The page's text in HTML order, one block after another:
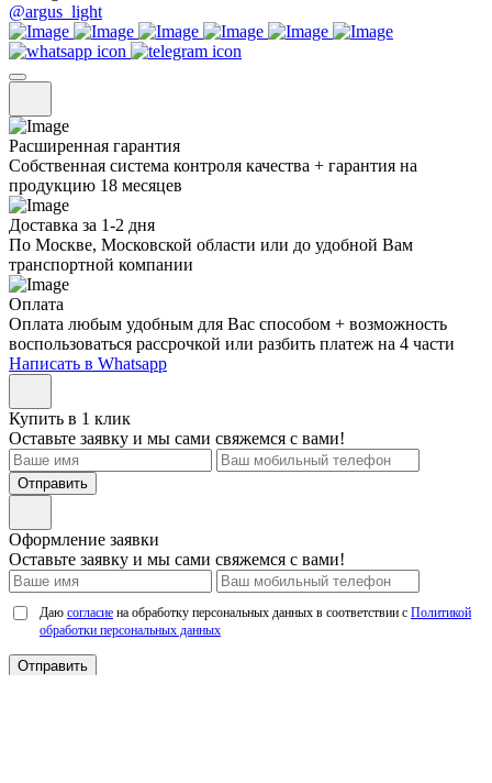
@argus_light
Расширенная гарантия
Собственная система контроля качества + гарантия на
продукцию 18 месяцев
Доставка за 1-2 дня
По Москве, Московской области или до удобной Вам
транспортной компании
Оплата
Оплата любым удобным для Вас способом + возможность
воспользоваться рассрочкой или разбить платеж на 4 части
Написать в Whatsapp
Купить в 1 клик
Оставьте заявку и мы сами свяжемся с вами!
Отправить
Оформление заявки
Оставьте заявку и мы сами свяжемся с вами!
Даю согласие на обработку персональных данных в соответствии с Политикой
обработки персональных данных
Отправить